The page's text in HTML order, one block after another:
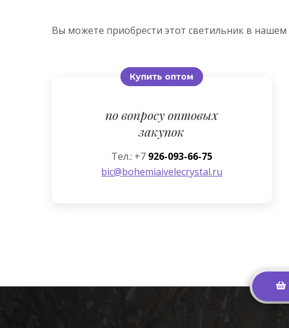
Вы можете приобрести этот светильник в
Купить оптом
по вопросу оптовых
закупок
Тел.: +7 926-093-66-75
bic@bohemiaivelecrystal.ru